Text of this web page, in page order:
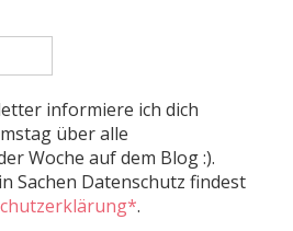
informiere ich dich
über alle
Woche auf dem Blog :).
Sachen Datenschutz findest
.